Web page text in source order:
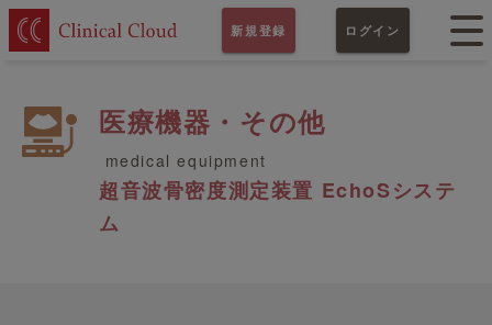
新規登録 ログイン
医療機器・その他
medical equipment
超音波骨密度測定装置 EchoSシステ
ム